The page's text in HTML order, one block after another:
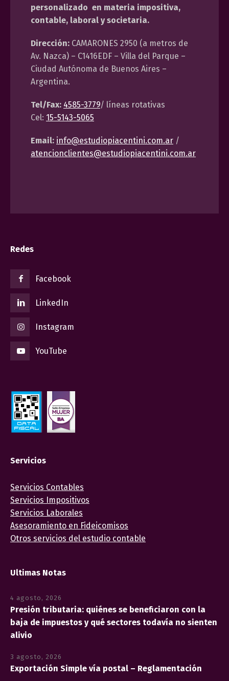
personalizado en materia impositiva,
contable, laboral y societaria.
Dirección: CAMARONES 2950 (a metros de
Av. Nazca) – C1416EDF – Villa del Parque –
Ciudad Autónoma de Buenos Aires –
Argentina.
Tel/Fax: 4585-3779/ líneas rotativas
Cel: 15-5143-5065
Email: info@estudiopiacentini.com.ar /
atencionclientes@estudiopiacentini.com.ar
Redes
Facebook
LinkedIn
Instagram
YouTube
Servicios
Servicios Contables
Servicios Impositivos
Servicios Laborales
Asesoramiento en Fideicomisos
Otros servicios del estudio contable
Ultimas Notas
4 agosto, 2026
Presión tributaria: quiénes se beneficiaron con la
baja de impuestos y qué sectores todavía no sienten
alivio
3 agosto, 2026
Exportación Simple vía postal – Reglamentación